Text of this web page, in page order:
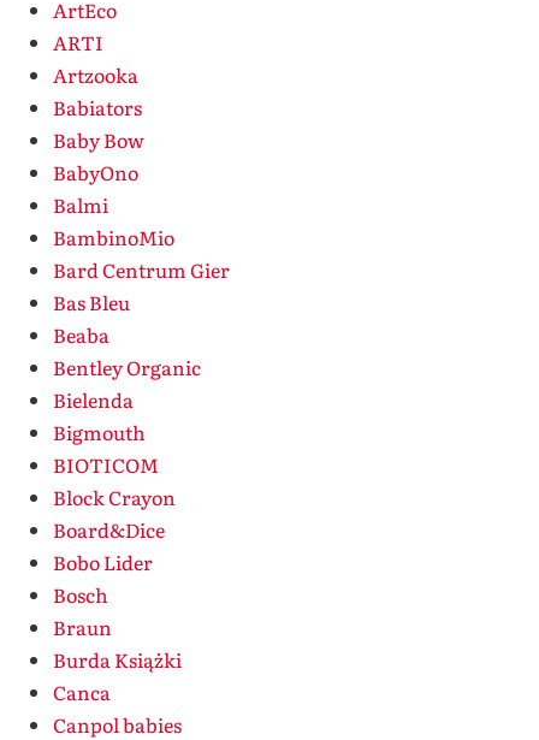
ArtEco
ARTI
Artzooka
Babiators
Baby Bow
BabyOno
Balmi
BambinoMio
Bard Centrum Gier
Bas Bleu
Beaba
Bentley Organic
Bielenda
Bigmouth
BIOTICOM
Block Crayon
Board&Dice
Bobo Lider
Bosch
Braun
Burda Książki
Canca
Canpol babies